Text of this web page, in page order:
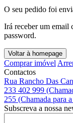
O seu pedido foi
Irá receber um email
password.
Voltar à homepage
Comprar imóvel
Contactos
Rua Rancho Das
233 402 999
255 (Chamada para
Subscreva a nossa